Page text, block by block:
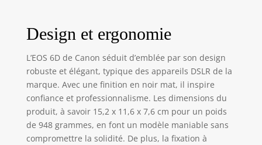
– GPS – Appareil
Photo Reflex Ratio
de format: 3:2
Design et ergonomie
L’EOS 6D de Canon séduit d’emblée par son design
robuste et élégant, typique des appareils DSLR de la
marque. Avec une finition en noir mat, il inspire
confiance et professionnalisme. Les dimensions du
produit, à savoir 15,2 x 11,6 x 7,6 cm pour un poids
de 948 grammes, en font un modèle maniable sans
compromettre la solidité. De plus, la fixation à